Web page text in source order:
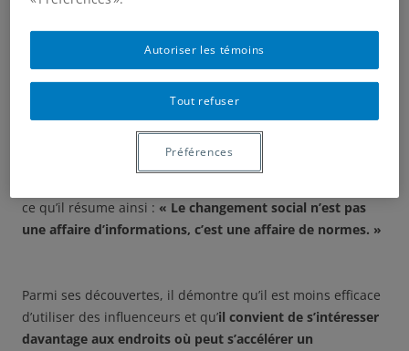
#BlackLiveMatter, le printemps arabe et bien d’autres.
D’entrée, il affirme que le changement de comportement
ne s’effectue pas comme un virus où le seul contact avec
ce qu’il résume ainsi : « Le changement social n’est pas
une affaire d’informations, c’est une affaire de normes. »
Parmi ses découvertes, il démontre qu’il est moins efficace
d’utiliser des influenceurs et qu’il convient de s’intéresser
davantage aux endroits où peut s’accélérer un
Tout refuser
Autoriser les témoins
Préférences